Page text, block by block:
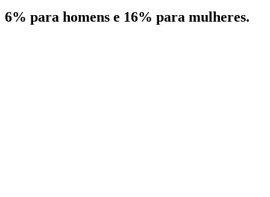
6% para homens e 16% para mulheres.